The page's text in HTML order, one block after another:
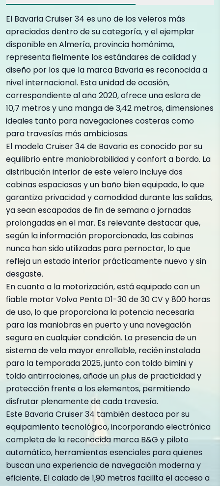
El Bavaria Cruiser 34 es uno de los veleros más
apreciados dentro de su categoría, y el ejemplar
disponible en Almería, provincia homónima,
representa fielmente los estándares de calidad y
diseño por los que la marca Bavaria es reconocida a
nivel internacional. Esta unidad de ocasión,
correspondiente al año 2020, ofrece una eslora de
10,7 metros y una manga de 3,42 metros, dimensiones
ideales tanto para navegaciones costeras como
para travesías más ambiciosas.
El modelo Cruiser 34 de Bavaria es conocido por su
equilibrio entre maniobrabilidad y confort a bordo. La
distribución interior de este velero incluye dos
cabinas espaciosas y un baño bien equipado, lo que
garantiza privacidad y comodidad durante las salidas,
ya sean escapadas de fin de semana o jornadas
prolongadas en el mar. Es relevante destacar que,
según la información proporcionada, las cabinas
nunca han sido utilizadas para pernoctar, lo que
refleja un estado interior prácticamente nuevo y sin
desgaste.
En cuanto a la motorización, está equipado con un
fiable motor Volvo Penta D1-30 de 30 CV y 800 horas
de uso, lo que proporciona la potencia necesaria
para las maniobras en puerto y una navegación
segura en cualquier condición. La presencia de un
sistema de vela mayor enrollable, recién instalada
para la temporada 2025, junto con toldo bimini y
toldo antirrociones, añade un plus de practicidad y
protección frente a los elementos, permitiendo
disfrutar plenamente de cada travesía.
Este Bavaria Cruiser 34 también destaca por su
equipamiento tecnológico, incorporando electrónica
completa de la reconocida marca B&G y piloto
automático, herramientas esenciales para quienes
buscan una experiencia de navegación moderna y
eficiente. El calado de 1,90 metros facilita el acceso a